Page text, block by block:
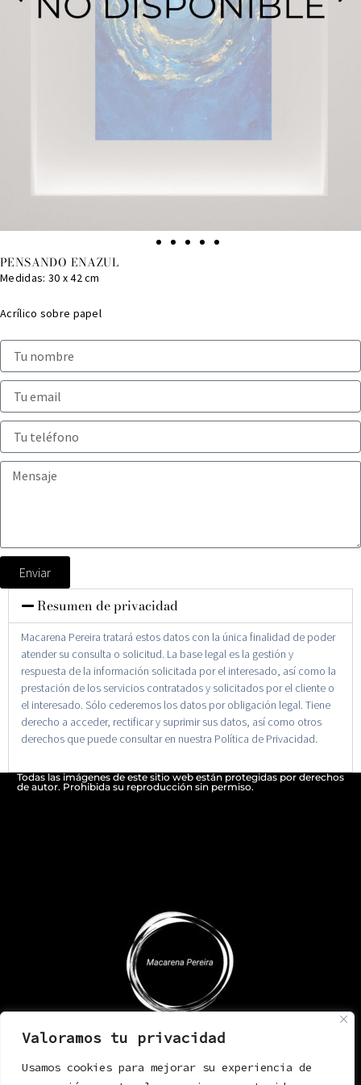
Valoramos tu privacidad
Usamos cookies para mejorar su experiencia de
PENSANDO ENAZUL
Medidas: 30 x 42 cm
Acrílico sobre papel
Enviar
Resumen de privacidad
Macarena Pereira tratará estos datos con la única finalidad de poder
atender su consulta o solicitud. La base legal es la gestión y
respuesta de la información solicitada por el interesado, así como la
prestación de los servicios contratados y solicitados por el cliente o
el interesado. Sólo cederemos los datos por obligación legal. Tiene
derecho a acceder, rectificar y suprimir sus datos, así como otros
derechos que puede consultar en nuestra Política de Privacidad.
Todas las imágenes de este sitio web están protegidas por derechos
de autor. Prohibida su reproducción sin permiso.